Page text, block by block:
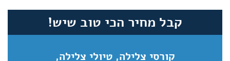
קבל מחיר הכי טוב שיש!
קורסי צלילה, טיולי צלילה,